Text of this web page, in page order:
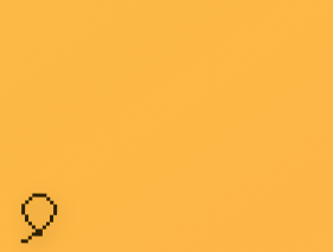
第三十九条 从事职业中介活动